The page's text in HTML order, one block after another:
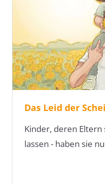
Das Leid der
Kinder, deren Eltern
lassen - haben sie